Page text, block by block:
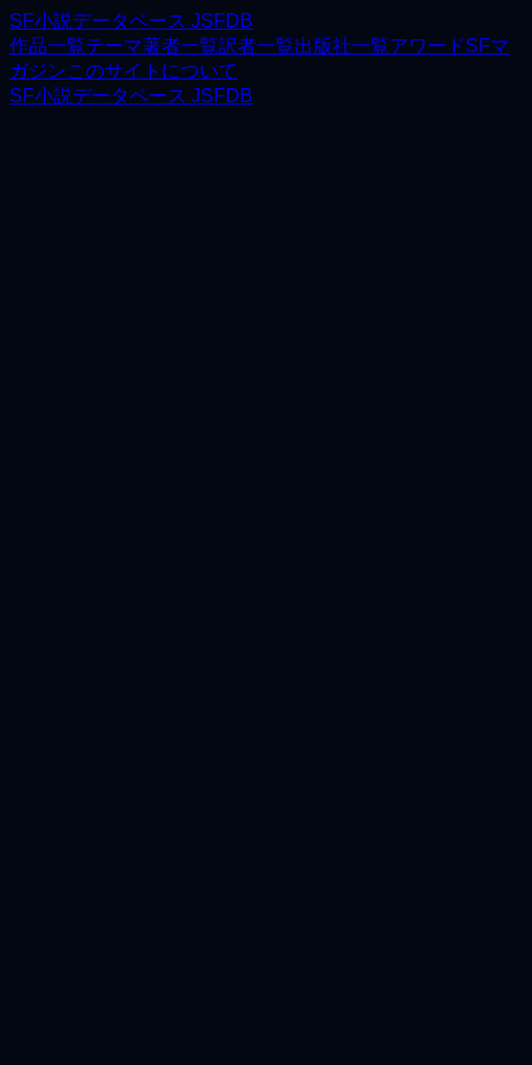
SF小説データベース JSFDB
作品一覧テーマ著者一覧訳者一覧出版社一覧アワードSFマ
ガジンこのサイトについて
SF小説データベース JSFDB